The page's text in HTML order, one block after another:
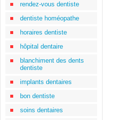
rendez-vous dentiste
dentiste homéopathe
horaires dentiste
hôpital dentaire
blanchiment des dents
dentiste
implants dentaires
bon dentiste
soins dentaires